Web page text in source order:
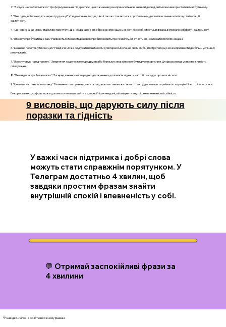
2. "Я вчуся на своїх помилках." Ця формулювання підкреслює, що кожна невдача приносить нові знання і досвід, які можна використати в майбутньому.
3. "Я не один, всі проходять через труднощі." Усвідомлення того, що інші також стикаються з проблемами, допомагає зменшити почуття ізоляції і
самотності.
4. "Це не визначає мене." Важливо пам’ятати, що невдача не є відображенням нашої цінності як особистості. Ця фраза допомагає зберегти самооцінку.
5. "Я можу спробувати ще раз." Наявність готовності до нової спроби говорить про resiliency, здатність відновлюватися після невдачі.
6. "Це шанс переглянути свої цілі." Невдача може слугувати поштовхом для переосмислення своїх амбіцій і стратегій, що може призвести до більш успішних
результатів.
7. "Я заслуговую на підтримку." Звернення за допомогою до друзів або близьких людей може бути дуже корисним. Ця фраза нагадує про важливість
спілкування.
8. "Я вже досягнув багато чого." Зосередження на попередніх досягненнях допомагає підняти настрій і нагадує про власні сили.
9. "Це лише частина мого шляху." Визнання того, що невдача є складовою частиною життєвого шляху, допомагає сприймати ситуацію більш філософськи.
Використання цих фраз може допомогти не лише вийти з депресії після невдачі, а й зміцнити внутрішню впевненість і стійкість.
9 висловів, що дарують силу після
поразки та гідність
У важкі часи підтримка і добрі слова
можуть стати справжнім порятунком. У
Телеграм достатньо 4 хвилин, щоб
завдяки простим фразам знайти
внутрішній спокій і впевненість у собі.
💬 Отримай заспокійливі фрази за
4 хвилини
💛 Швидко. Легко. І з ясністю в кожному рішенні.